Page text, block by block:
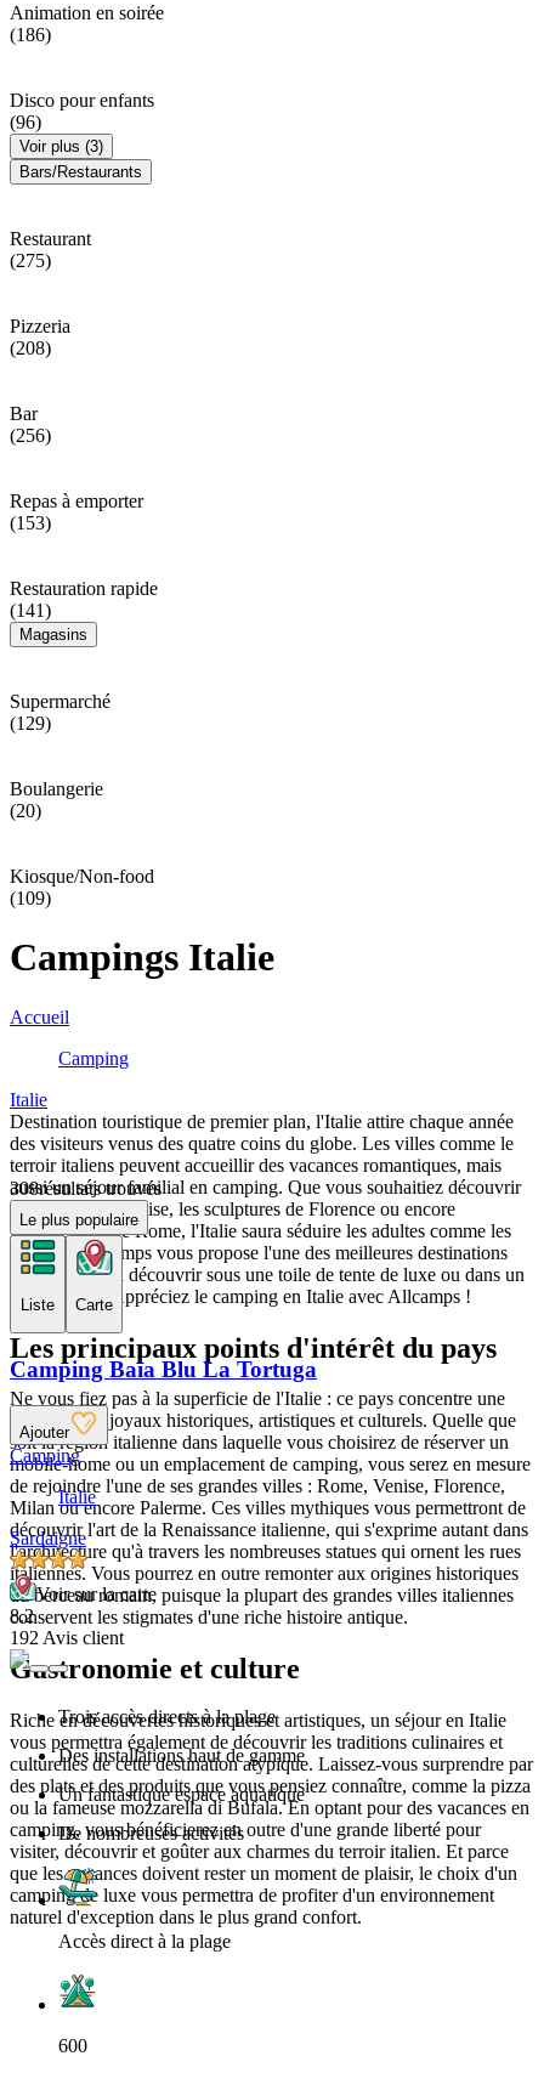
Animation en soirée
(186)
Disco pour enfants
(96)
Voir plus (3)
Bars/Restaurants
Restaurant
(275)
Pizzeria
(208)
Bar
(256)
Repas à emporter
(153)
Restauration rapide
(141)
Magasins
Supermarché
(129)
Boulangerie
(20)
Kiosque/Non-food
(109)
Campings Italie
Accueil
Camping
Italie
Destination touristique de premier plan, l'Italie attire chaque année
des visiteurs venus des quatre coins du globe. Les villes comme le
terroir italiens peuvent accueillir des vacances romantiques, mais
aussi un séjour familial en camping. Que vous souhaitiez découvrir
les canaux de Venise, les sculptures de Florence ou encore
l'architecture de Rome, l'Italie saura séduire les adultes comme les
enfants ! Allcamps vous propose l'une des meilleures destinations
européennes, à découvrir sous une toile de tente de luxe ou dans un
mobil-home. Appréciez le camping en Italie avec Allcamps !
Les principaux points d'intérêt du pays
Ne vous fiez pas à la superficie de l'Italie : ce pays concentre une
multitude de joyaux historiques, artistiques et culturels. Quelle que
soit la région italienne dans laquelle vous choisirez de réserver un
mobile-home ou un emplacement de camping, vous serez en mesure
de rejoindre l'une de ses grandes villes : Rome, Venise, Florence,
Milan ou encore Palerme. Ces villes mythiques vous permettront de
découvrir l'art de la Renaissance italienne, qui s'exprime autant dans
l'architecture qu'à travers les nombreuses statues qui ornent les rues
italiennes. Vous pourrez en outre remonter aux origines historiques
du berceau romain, puisque la plupart des grandes villes italiennes
conservent les stigmates d'une riche histoire antique.
Gastronomie et culture
Riche en découvertes historiques et artistiques, un séjour en Italie
vous permettra également de découvrir les traditions culinaires et
culturelles de cette destination atypique. Laissez-vous surprendre par
des plats et des produits que vous pensiez connaître, comme la pizza
ou la fameuse mozzarella di Bufala. En optant pour des vacances en
camping, vous bénéficierez en outre d'une grande liberté pour
visiter, découvrir et goûter aux charmes du terroir italien. Et parce
que les vacances doivent rester un moment de plaisir, le choix d'un
camping de luxe vous permettra de profiter d'un environnement
naturel d'exception dans le plus grand confort.
308résultats trouvés
Le plus populaire
Liste Carte
Camping Baia Blu La Tortuga
Ajouter
Camping
Italie
Sardaigne
Voir sur la carte
8.2
192 Avis client
Trois accès directs à la plage
Des installations haut de gamme
Un fantastique espace aquatique
De nombreuses activités
Accès direct à la plage
600